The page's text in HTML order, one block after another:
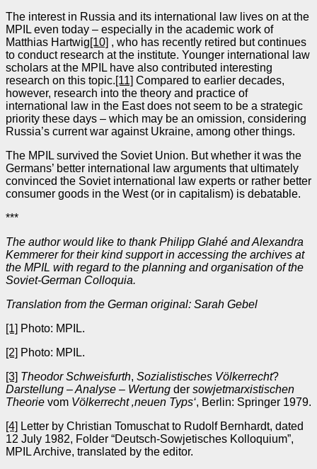
The interest in Russia and its international law lives on at the
MPIL even today – especially in the academic work of
Matthias Hartwig [10] , who has recently retired but continues
to conduct research at the institute. Younger international law
scholars at the MPIL have also contributed interesting
research on this topic. [11] Compared to earlier decades,
however, research into the theory and practice of
international law in the East does not seem to be a strategic
priority these days – which may be an omission, considering
Russia’s current war against Ukraine, among other things.
The MPIL survived the Soviet Union. But whether it was the
Germans’ better international law arguments that ultimately
convinced the Soviet international law experts or rather better
consumer goods in the West (or in capitalism) is debatable.
***
The author would like to thank Philipp Glahé and Alexandra
Kemmerer for their kind support in accessing the archives at
the MPIL with regard to the planning and organisation of the
Soviet‑German Colloquia.
Translation from the German original: Sarah Gebel
[1] Photo: MPIL.
[2]
Photo: MPIL.
[3] Theodor Schweisfurth, Sozialistisches Völkerrecht?
Darstellung – Analyse – Wertung der sowjetmarxistischen
Theorie vom Völkerrecht ‚neuen Typs‘, Berlin: Springer 1979.
[4] Letter by Christian Tomuschat to Rudolf Bernhardt, dated
12 July 1982, Folder “Deutsch-Sowjetisches Kolloquium”,
MPIL Archive, translated by the editor.